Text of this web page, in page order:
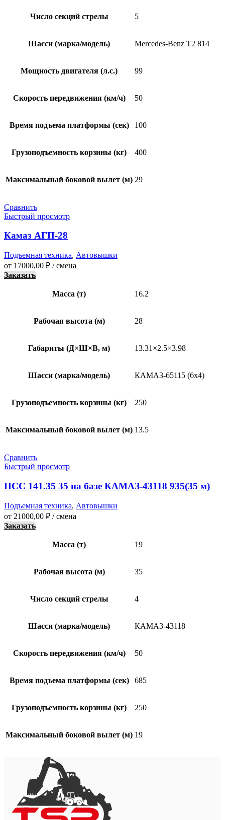
Число секций стрелы 5
Шасси (марка/модель) Mercedes-Benz T2 814
Мощность двигателя (л.с.) 99
Скорость передвижения (км/ч) 50
Время подъема платформы (сек) 100
Грузоподъемность корзины (кг) 400
Максимальный боковой вылет (м) 29
Сравнить
Быстрый просмотр
Камаз АГП-28
Подъемная техника, Автовышки
от 17000,00 ₽ / смена
Заказать
Масса (т) 16.2
Рабочая высота (м) 28
Габариты (Д×Ш×В, м) 13.31×2.5×3.98
Шасси (марка/модель) КАМАЗ-65115 (6х4)
Грузоподъемность корзины (кг) 250
Максимальный боковой вылет (м) 13.5
Сравнить
Быстрый просмотр
ПСС 141.35 35 на базе КАМАЗ-43118 935(35 м)
Подъемная техника, Автовышки
от 21000,00 ₽ / смена
Заказать
Масса (т) 19
Рабочая высота (м) 35
Число секций стрелы 4
Шасси (марка/модель) КАМАЗ-43118
Скорость передвижения (км/ч) 50
Время подъема платформы (сек) 685
Грузоподъемность корзины (кг) 250
Максимальный боковой вылет (м) 19